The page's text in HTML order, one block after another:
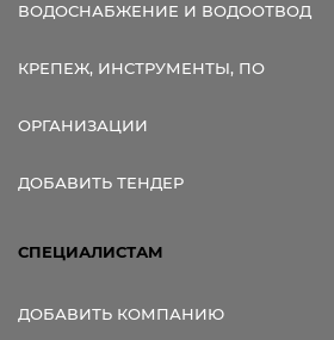
ВОДОСНАБЖЕНИЕ И ВОДООТВОД
КРЕПЕЖ, ИНСТРУМЕНТЫ, ПО
ОРГАНИЗАЦИИ
ДОБАВИТЬ ТЕНДЕР
СПЕЦИАЛИСТАМ
ДОБАВИТЬ КОМПАНИЮ